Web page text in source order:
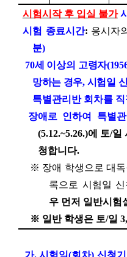
시험시작 후 입실 불가
시험 종료시간: 응시자
분)
70세 이상의 고령자
망하는 경우, 시험일
특별관리반 회차를
장애로 인하여 특별
(5.12.~5.26.)에 토/일
청합니다.
※ 장애 학생으로 대독
록으로 시험일 신
우 먼저 일반시험
※ 일반 학생은 토/일
가.시험일(회차)신청